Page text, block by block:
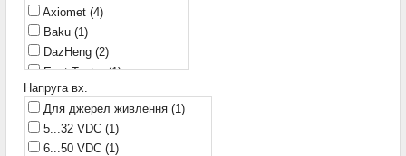
Axiomet (4)
Baku (1)
DazHeng (2)
East Tester(1)
FNIRSI(3)
Manson(1)
Matrix(6)
Mechanic(1)
Напруга вх.
Для джерел живлення (1)
5...32 VDC (1)
6...50 VDC (1)